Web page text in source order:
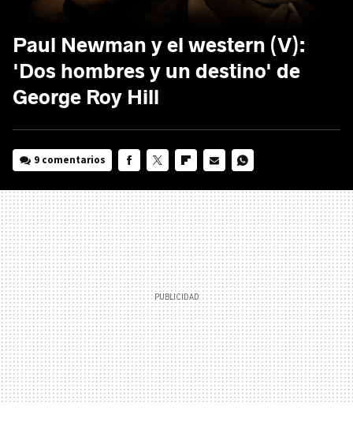
Paul Newman y el western (V):
'Dos hombres y un destino' de
George Roy Hill
9 comentarios
MAIL